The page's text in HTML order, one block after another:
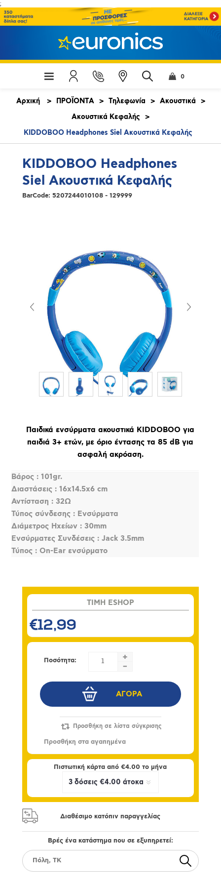
;
0
Αρχική > ΠΡΟΪΟΝΤΑ > Τηλεφωνία > Ακουστικά
>
Ακουστικά Κεφαλής
>
KIDDOBOO Headphones Siel Ακουστικά Κεφαλής
KIDDOBOO Headphones
Siel Ακουστικά Κεφαλής
BarCode: 5207244010108 - 129999
Παιδικά ενσύρματα ακουστικά KIDDOBOO για
παιδιά 3+ ετών, με όριο έντασης τα 85 dB για
ασφαλή ακρόαση.
Βάρος : 101gr.
Διαστάσεις : 16x14.5x6 cm
Αντίσταση : 32Ω
Τύπος σύνδεσης : Ενσύρματα
Διάμετρος Ηχείων : 30mm
Ενσύρματες Συνδέσεις : Jack 3.5mm
Τύπος : On-Ear ενσύρματο
TIMH ESHOP
€12,99
Ποσότητα:
+
-
Πιστωτική κάρτα από€4.00 το μήνα
Διαθέσιμο κατόπιν παραγγελίας
Βρές ένα κατάστημα που σε εξυπηρετεί: